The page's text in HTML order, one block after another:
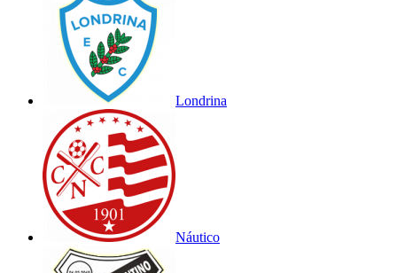
Londrina
Náutico